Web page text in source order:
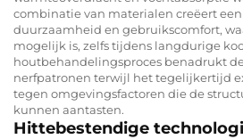
combinatie van materialen creëert
duurzaamheid en gebruikscomfort,
mogelijk is, zelfs tijdens langdurige
houtbehandelingsproces benadrukt
nerfpatronen terwijl het tegelijkertijd
tegen omgevingsfactoren die de
kunnen aantasten.
Hittebestendige